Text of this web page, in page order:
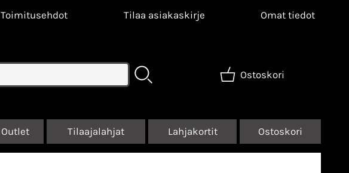
Toimitusehdot Tilaa asiakaskirje Omat tiedot
Ostoskori
Outlet Tilaajalahjat Lahjakortit Ostoskori